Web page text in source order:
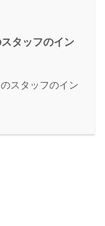
タッフのイン
スタッフのイン